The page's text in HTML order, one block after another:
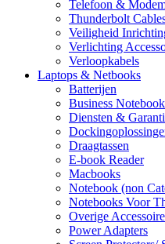
Telefoon &
Thunderbolt
Veiligheid
Verlichting
Verloopkabels
Laptops & Netbooks
Batterijen
Business
Diensten &
Draagtassen
E-book Reader
Macbooks
Notebook (non
Notebooks Voor
Overige
Power Adapters